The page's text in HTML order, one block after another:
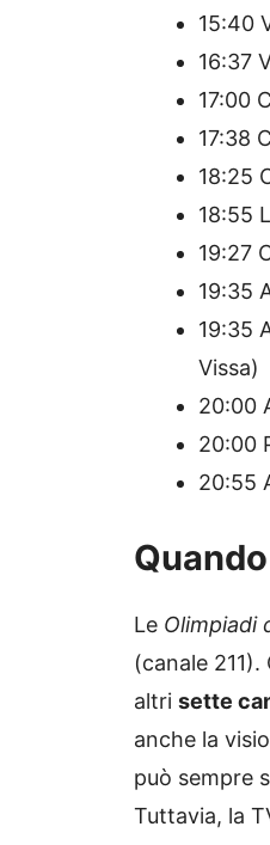
15:40
16:37
17:00
17:38
18:25
18:55
19:27
19:35
19:35
Vissa)
20:00
20:00
20:55
Le Olimpiadi
(canale
altri sette
anche la
può sempre
Tuttavia, la